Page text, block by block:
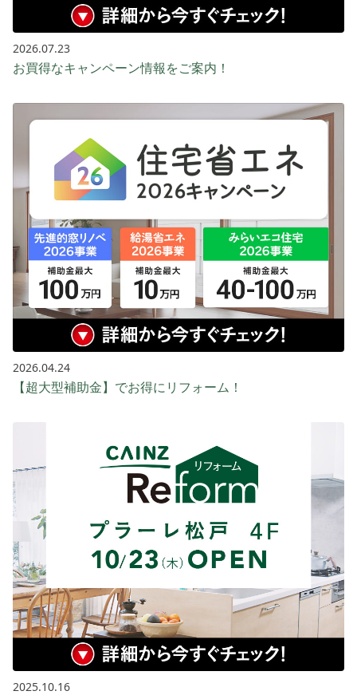
2026.07.23
お買得なキャンペーン情報をご案内！
2026.04.24
【超大型補助金】でお得にリフォーム！
2025.10.16